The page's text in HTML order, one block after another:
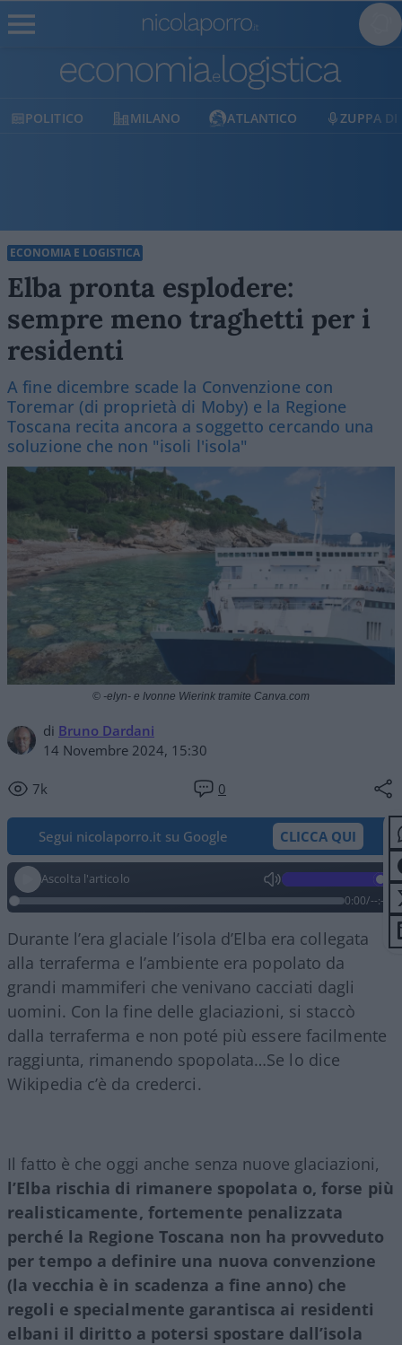
POLITICO MILANO ATLANTICO ZUPPA DI
ECONOMIA E LOGISTICA
Elba pronta esplodere:
sempre meno traghetti per i
residenti
A fine dicembre scade la Convenzione con
Toremar (di proprietà di Moby) e la Regione
Toscana recita ancora a soggetto cercando una
soluzione che non "isoli l'isola"
di Bruno Dardani
14 Novembre 2024, 15:30
7k 0
© -elyn- e Ivonne Wierink tramite Canva.com
Segui nicolaporro.it su Google CLICCA QUI
Ascolta l'articolo
0:00/--:--
Durante l’era glaciale l’isola d’Elba era collegata
alla terraferma e l’ambiente era popolato da
grandi mammiferi che venivano cacciati dagli
uomini. Con la fine delle glaciazioni, si staccò
dalla terraferma e non poté più essere facilmente
raggiunta, rimanendo spopolata…Se lo dice
Wikipedia c’è da crederci.
Il fatto è che oggi anche senza nuove glaciazioni,
l’Elba rischia di rimanere spopolata o, forse più
realisticamente, fortemente penalizzata
perché la Regione Toscana non ha provveduto
per tempo a definire una nuova convenzione
(la vecchia è in scadenza a fine anno) che
regoli e specialmente garantisca ai residenti
elbani il diritto a potersi spostare dall’isola